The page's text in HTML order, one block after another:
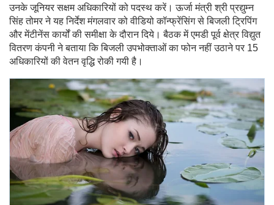
उनके जूनियर सक्षम अधिकारियों को पदस्थ करें। ऊर्जा मंत्री श्री प्रद्युम्न
सिंह तोमर ने यह निर्देश मंगलवार को वीडियो कॉन्फ्रेंसिंग से बिजली ट्रिपिंग
और मेंटीनेंस कार्यों की समीक्षा के दौरान दिये। बैठक में एमडी पूर्व क्षेत्र विद्युत
वितरण कंपनी ने बताया कि बिजली उपभोक्ताओं का फोन नहीं उठाने पर 15
अधिकारियों की वेतन वृद्धि रोकी गयी है।